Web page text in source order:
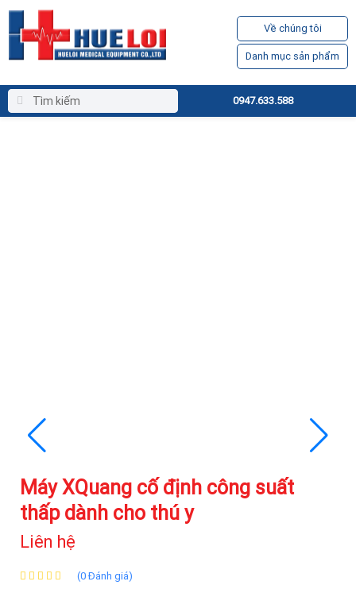
Về chúng tôi
Danh mục sản phẩm
0947.633.588
Máy XQuang cố định công suất
thấp dành cho thú y
Liên hệ
(0 Đánh giá)